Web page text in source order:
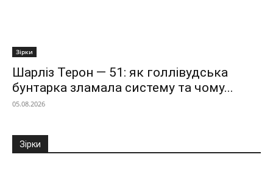
Зірки
Шарліз Терон — 51: як голлівудська
бунтарка зламала систему та чому...
05.08.2026
Зірки